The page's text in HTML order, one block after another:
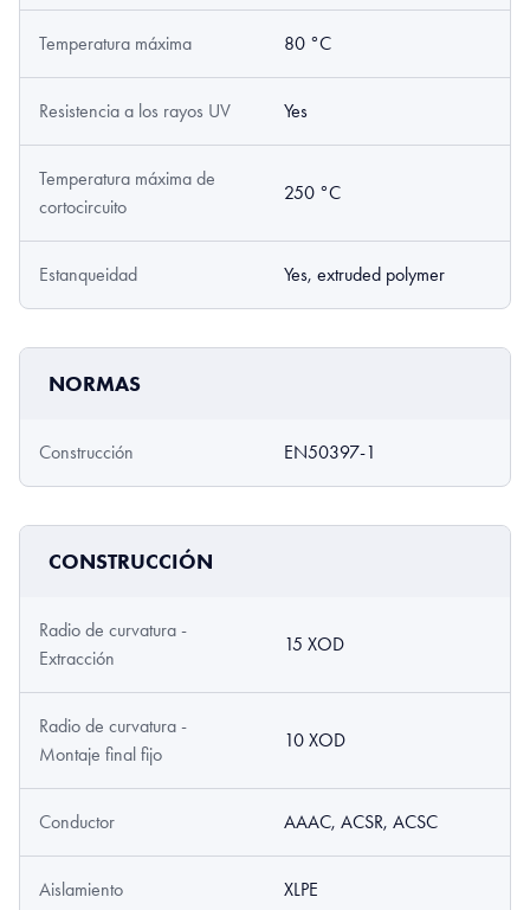
Temperatura máxima 80 °C
Resistencia a los rayos UV Yes
Temperatura máxima de
cortocircuito
250 °C
Estanqueidad Yes, extruded polymer
NORMAS
Construcción EN50397-1
CONSTRUCCIÓN
Radio de curvatura -
Extracción
15 XOD
Radio de curvatura -
Montaje final fijo
10 XOD
Conductor AAAC, ACSR, ACSC
Aislamiento XLPE